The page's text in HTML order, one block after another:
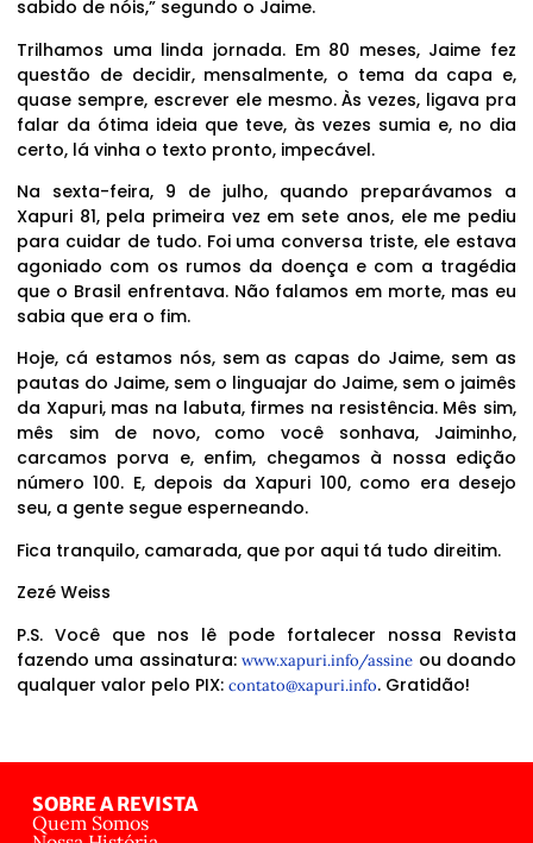
sabido de nóis,” segundo o Jaime.
Trilhamos uma linda jornada. Em 80 meses, Jaime fez
questão de decidir, mensalmente, o tema da capa e,
quase sempre, escrever ele mesmo. Às vezes, ligava pra
falar da ótima ideia que teve, às vezes sumia e, no dia
certo, lá vinha o texto pronto, impecável.
Na sexta-feira, 9 de julho, quando preparávamos a
Xapuri 81, pela primeira vez em sete anos, ele me pediu
para cuidar de tudo. Foi uma conversa triste, ele estava
agoniado com os rumos da doença e com a tragédia
que o Brasil enfrentava. Não falamos em morte, mas eu
sabia que era o fim.
Hoje, cá estamos nós, sem as capas do Jaime, sem as
pautas do Jaime, sem o linguajar do Jaime, sem o jaimês
da Xapuri, mas na labuta, firmes na resistência. Mês sim,
mês sim de novo, como você sonhava, Jaiminho,
carcamos porva e, enfim, chegamos à nossa edição
número 100. E, depois da Xapuri 100, como era desejo
seu, a gente segue esperneando.
Fica tranquilo, camarada, que por aqui tá tudo direitim.
Zezé Weiss
P.S. Você que nos lê pode fortalecer nossa Revista
fazendo uma assinatura:www.xapuri.info/assine ou doando
qualquer valor pelo PIX: contato@xapuri.info. Gratidão!
SOBRE A REVISTA
Quem Somos